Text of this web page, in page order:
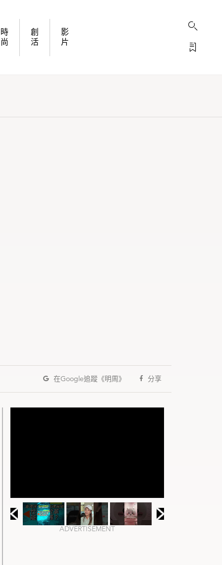
時
尚
創
活
影
片
在Google追蹤《明周》 分享
ADVERTISEMENT